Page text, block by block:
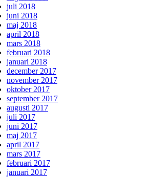
juli 2018
juni 2018
maj 2018
april 2018
mars 2018
februari 2018
januari 2018
december 2017
november 2017
oktober 2017
september 2017
augusti 2017
juli 2017
juni 2017
maj 2017
april 2017
mars 2017
februari 2017
januari 2017